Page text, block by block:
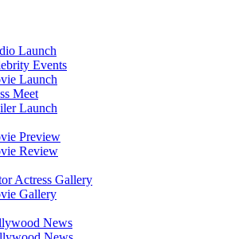
Launch
Events
Launch
Meet
Launch
Preview
Review
Actress Gallery
Gallery
News